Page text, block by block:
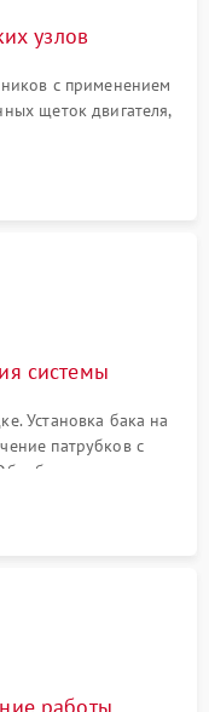
узлов
с применением
щеток двигателя,
манжеты.
системы
Установка бака на
патрубков с
стыков
протечек воды.